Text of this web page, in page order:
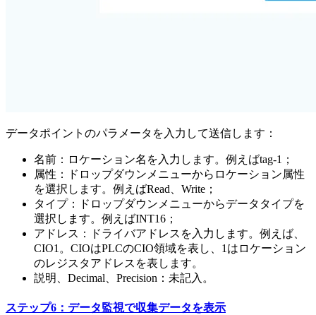
データポイントのパラメータを入力して送信します：
名前：ロケーション名を入力します。例えばtag-1；
属性：ドロップダウンメニューからロケーション属性
を選択します。例えばRead、Write；
タイプ：ドロップダウンメニューからデータタイプを
選択します。例えばINT16；
アドレス：ドライバアドレスを入力します。例えば、
CIO1。CIOはPLCのCIO領域を表し、1はロケーション
のレジスタアドレスを表します。
説明、Decimal、Precision：未記入。
ステップ6：データ監視で収集データを表示